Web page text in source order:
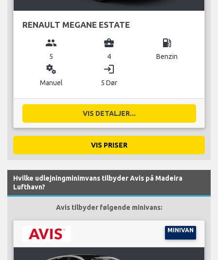
RENAULT MEGANE ESTATE
group
5
business_center
4
local_gas_station
Benzin
miscellaneous_services
Manuel
login
5 Dør
VIS DETALJER...
VIS PRISER
Hvilke udlejningminimvans tilbyder Avis på Madeira
Lufthavn?
Avis tilbyder følgende minivans:
MINIVAN